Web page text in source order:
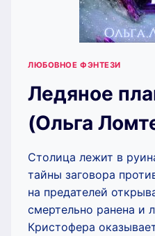
ЛЮБОВНОЕ ФЭНТЕЗИ
Ледяное
(Ольга
Столица лежит в
тайны заговора
на предателей
смертельно ранена и
Кристофера